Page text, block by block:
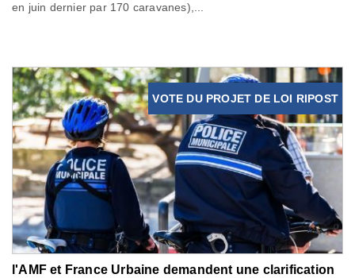
en juin dernier par 170 caravanes),...
VOTE DU PROJET DE LOI RIPOST
l'AMF et France Urbaine demandent une clarification